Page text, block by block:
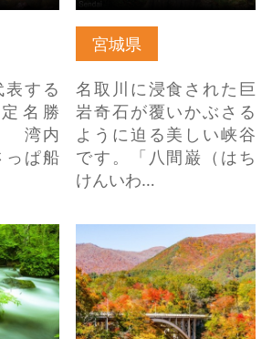
する
名勝
湾内
っぱ船
宮城県
名取川に浸食された巨
岩奇石が覆いかぶさる
ように迫る美しい峡谷
です。「八間巌（はち
けんいわ…
詳細
鳴子峡 の詳細はこちら